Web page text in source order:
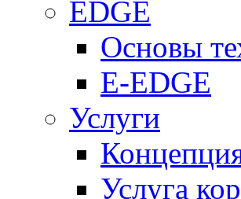
EDGE
Основы
E-EDGE
Услуги
Услуга